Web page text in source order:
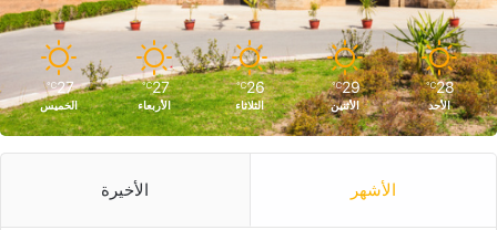
28
℃
الأحد
29
℃
الأثنين
26
℃
الثلاثاء
27
℃
الأربعاء
27
℃
الخميس
الأشهر الأخيرة